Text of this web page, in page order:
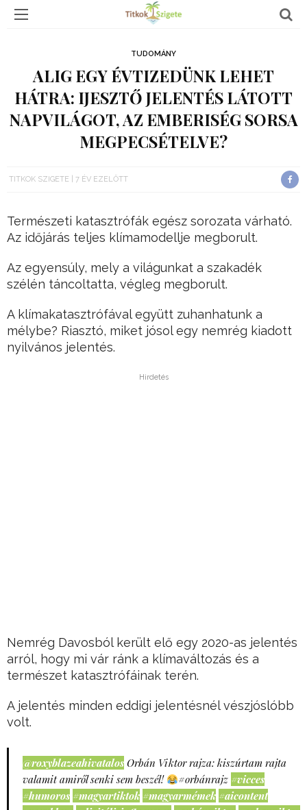
TUDOMÁNY
ALIG EGY ÉVTIZEDÜNK LEHET
HÁTRA: IJESZTŐ JELENTÉS LÁTOTT
NAPVILÁGOT, AZ EMBERISÉG SORSA
MEGPECSÉTELVE?
TITKOK SZIGETE 7 ÉV EZELŐTT
Természeti katasztrófák egész sorozata várható.
Az időjárás teljes klímamodellje megborult.
Az egyensúly, mely a világunkat a szakadék
szélén táncoltatta, végleg megborult.
A klímakatasztrófával együtt zuhanhatunk a
mélybe? Riasztó, miket jósol egy nemrég kiadott
nyilvános jelentés.
Hirdetés
Nemrég Davosból került elő egy 2020-as jelentés
arról, hogy mi vár ránk a klímaváltozás és a
természet katasztrófáinak terén.
A jelentés minden eddigi jelentésnél vészjóslóbb
volt.
@roxyblazeahivatalos Orbán Viktor rajza: kiszúrtam rajta
valamit amiről senki sem beszél!
#orbánrajz #vicces
#humoros #magyartiktok #magyarmémek #aicontent